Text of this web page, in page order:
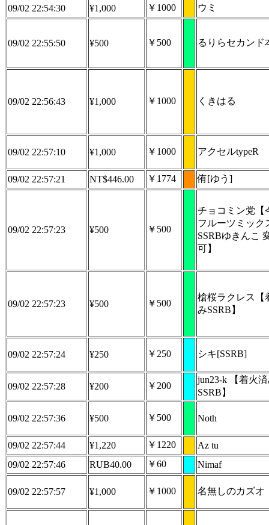
09/02 22:54:30 ¥1,000 ￥1000 ウミ
09/02 22:55:50 ¥500 ￥500 るりらセカンド
09/02 22:56:43 ¥1,000 ￥1000 くきはる
09/02 22:57:10 ¥1,000 ￥1000 アクセルtypeR
09/02 22:57:21 NT$446.00 ￥1774 侑[ゆう]
09/02 22:57:23 ¥500 ￥500
チョコミン党【
フルーツミック
SSRBゆきんこ
可】
09/02 22:57:23 ¥500 ￥500
槍桜ラクレス【
みSSRB】
09/02 22:57:24 ¥250 ￥250 シキ[SSRB]
09/02 22:57:28 ¥200 ￥200
jun23-k 【着火
SSRB】
09/02 22:57:36 ¥500 ￥500 Noth
09/02 22:57:44 ¥1,220 ￥1220
Az tu
09/02 22:57:46
RUB40.00 ￥60 Nimaf
09/02 22:57:57 ¥1,000 ￥1000 名無しのカズオ